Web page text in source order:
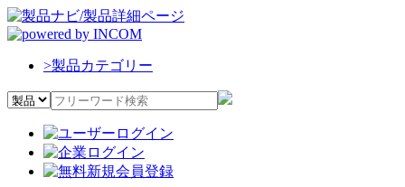
>製品カテゴリー